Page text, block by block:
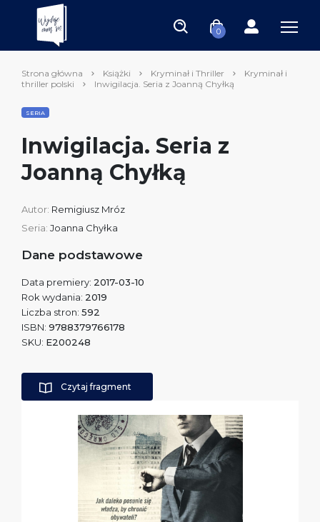
0
Strona główna Książki Kryminał i Thriller
Kryminał i
thriller polski
Inwigilacja. Seria z Joanną Chyłką
SERIA
Inwigilacja. Seria z
Joanną Chyłką
Autor: Remigiusz Mróz
Seria: Joanna Chyłka
Dane podstawowe
Data premiery: 2017-03-10
Rok wydania: 2019
Liczba stron: 592
ISBN: 9788379766178
SKU: E200248
Czytaj fragment